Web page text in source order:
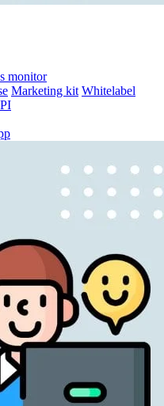
monitor
Marketing kit Whitelabel